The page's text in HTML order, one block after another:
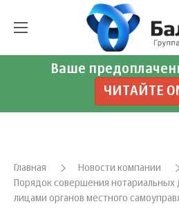
Ваше
ЧИТАЙТЕ
Главная Новости компании
Порядок совершения
лицами органов местного